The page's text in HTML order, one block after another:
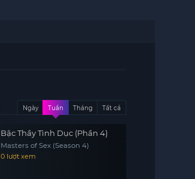
Ngày Tuần Tháng Tất cả
Bậc Thầy Tình Dục (Phần 4)
Masters of Sex (Season 4)
0 lượt xem